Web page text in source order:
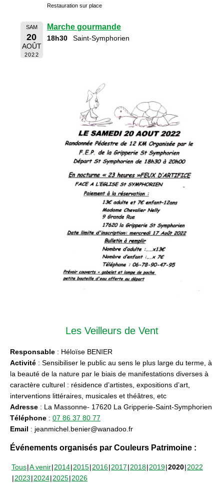
Restauration sur place
SAM
20
AOÛT
2022
Marche gourmande
18h30 Saint-Symphorien
Les Veilleurs de Vent
Responsable : Héloïse BENIER
Activité : Sensibiliser le public au sens le plus large du terme, à
la beauté de la nature par le biais de manifestations diverses à
caractère culturel : résidence d’artistes, expositions d’art,
interventions littéraires, musicales et théâtres, etc
Adresse : La Massonne- 17620 La Gripperie-Saint-Symphorien
Téléphone : 07 86 37 80 77
Email : jeanmichel.benier@wanadoo.fr
Événements organisés par Couleurs Patrimoine :
Tous A venir 2014 2015 2016 2017 2018 2019 2020 2022
2023 2024 2025 2026